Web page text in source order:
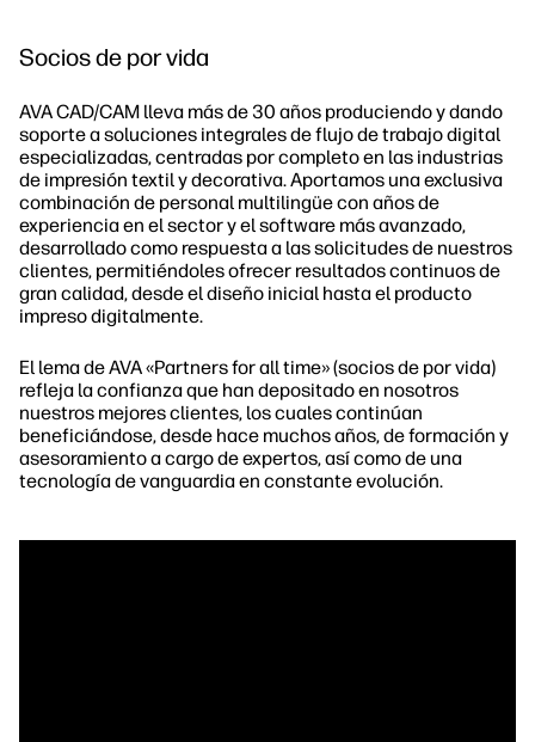
Socios de por vida
AVA CAD/CAM lleva más de 30 años produciendo y dando
soporte a soluciones integrales de flujo de trabajo digital
especializadas, centradas por completo en las industrias
de impresión textil y decorativa. Aportamos una exclusiva
combinación de personal multilingüe con años de
experiencia en el sector y el software más avanzado,
desarrollado como respuesta a las solicitudes de nuestros
clientes, permitiéndoles ofrecer resultados continuos de
gran calidad, desde el diseño inicial hasta el producto
impreso digitalmente.
El lema de AVA «Partners for all time» (socios de por vida)
refleja la confianza que han depositado en nosotros
nuestros mejores clientes, los cuales continúan
beneficiándose, desde hace muchos años, de formación y
asesoramiento a cargo de expertos, así como de una
tecnología de vanguardia en constante evolución.